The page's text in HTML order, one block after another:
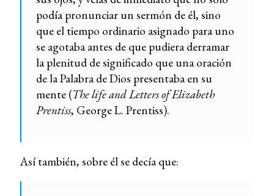
podía pronunciar un sermón de él, sino
que el tiempo ordinario asignado para uno
se agotaba antes de que pudiera derramar
la plenitud de significado que una oración
de la Palabra de Dios presentaba en su
mente (The life and Letters of Elizabeth
Prentiss, George L. Prentiss).
Así también, sobre él se decía que: